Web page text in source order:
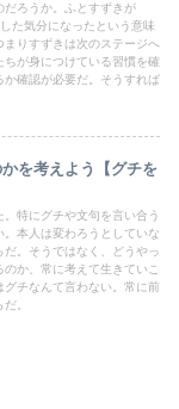
だろうか。ふとすずきが
た気分になったという意味
りすずきは次のステージへ
ちが身につけている習慣を確
確認が必要だ。そうすれば
を考えよう【グチを
特にグチや文句を言い合う
本人は変わろうとしていな
。そうではなく、どうやっ
か、常に考えて生きていこ
チなんて言わない。常に前
。